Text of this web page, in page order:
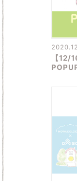
【12/